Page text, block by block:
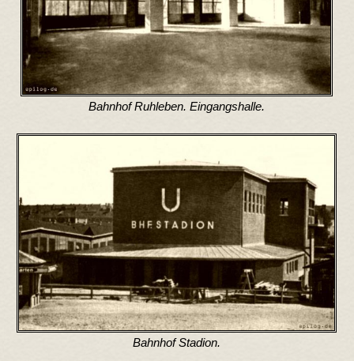
Bahnhof Ruhleben. Eingangshalle.
Bahnhof Stadion.